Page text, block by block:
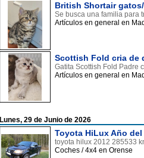
British Shortair
Se busca una familia para
Artículos en general en
Scottish Fold cria de
Gatita Scottish Fold Padre
Artículos en general en
Lunes, 29 de Junio de 2026
Toyota HiLux Año
toyota hilux 2012 285533
Coches / 4x4 en Orense